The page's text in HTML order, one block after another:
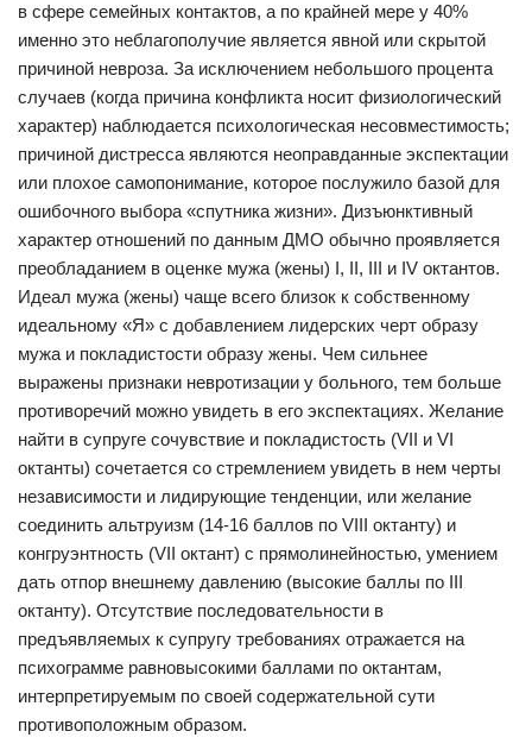
в сфере семейных контактов, а по крайней мере у 40%
именно это неблагополучие является явной или скрытой
причиной невроза. За исключением небольшого процента
случаев (когда причина конфликта носит физиологический
характер) наблюдается психологическая несовместимость;
причиной дистресса являются неоправданные экспектации
или плохое самопонимание, которое послужило базой для
ошибочного выбора «спутника жизни». Дизъюнктивный
характер отношений по данным ДМО обычно проявляется
преобладанием в оценке мужа (жены) I, II, III и IV октантов.
Идеал мужа (жены) чаще всего близок к собственному
идеальному «Я» с добавлением лидерских черт образу
мужа и покладистости образу жены. Чем сильнее
выражены признаки невротизации у больного, тем больше
противоречий можно увидеть в его экспектациях. Желание
найти в супруге сочувствие и покладистость (VII и VI
октанты) сочетается со стремлением увидеть в нем черты
независимости и лидирующие тенденции, или желание
соединить альтруизм (14-16 баллов по VIII октанту) и
конгруэнтность (VII октант) с прямолинейностью, умением
дать отпор внешнему давлению (высокие баллы по III
октанту). Отсутствие последовательности в
предъявляемых к супругу требованиях отражается на
психограмме равновысокими баллами по октантам,
интерпретируемым по своей содержательной сути
противоположным образом.